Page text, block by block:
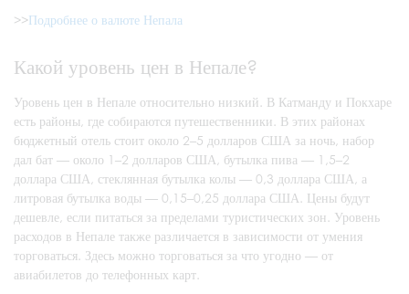
>>Подробнее о валюте Непала
Какой уровень цен в Непале?
Уровень цен в Непале относительно низкий. В Катманду и Покхаре
есть районы, где собираются путешественники. В этих районах
бюджетный отель стоит около 2–5 долларов США за ночь, набор
дал бат — около 1–2 долларов США, бутылка пива — 1,5–2
доллара США, стеклянная бутылка колы — 0,3 доллара США, а
литровая бутылка воды — 0,15–0,25 доллара США. Цены будут
дешевле, если питаться за пределами туристических зон. Уровень
расходов в Непале также различается в зависимости от умения
торговаться. Здесь можно торговаться за что угодно — от
авиабилетов до телефонных карт.